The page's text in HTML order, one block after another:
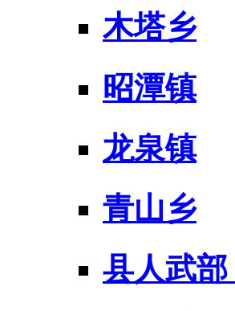
木塔乡
昭潭镇
龙泉镇
青山乡
县人武